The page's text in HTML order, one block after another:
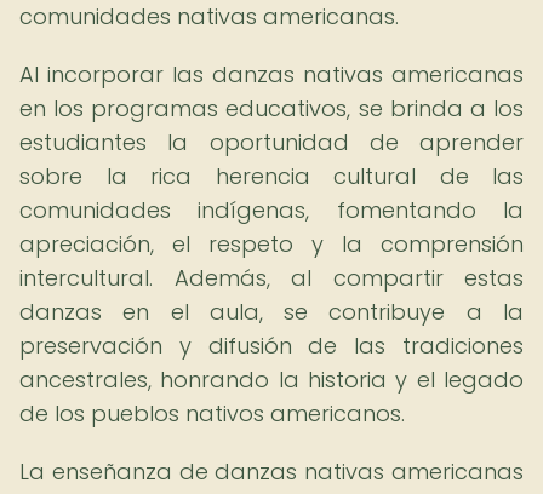
comunidades nativas americanas.
Al incorporar las danzas nativas americanas
en los programas educativos, se brinda a los
estudiantes la oportunidad de aprender
sobre la rica herencia cultural de las
comunidades indígenas, fomentando la
apreciación, el respeto y la comprensión
intercultural. Además, al compartir estas
danzas en el aula, se contribuye a la
preservación y difusión de las tradiciones
ancestrales, honrando la historia y el legado
de los pueblos nativos americanos.
La enseñanza de danzas nativas americanas